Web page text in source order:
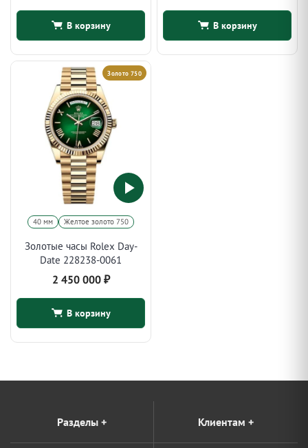
В корзину В корзину
Золото 750
40 мм Желтое золото 750
Золотые часы Rolex Day-
Date 228238-0061
2 450 000 ₽
В корзину
Разделы + Клиентам +